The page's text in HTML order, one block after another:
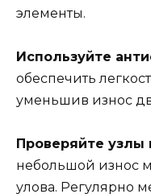
элементы.
Используйте
обеспечить
уменьшив износ
Проверяйте узлы
небольшой износ
улова. Регулярно